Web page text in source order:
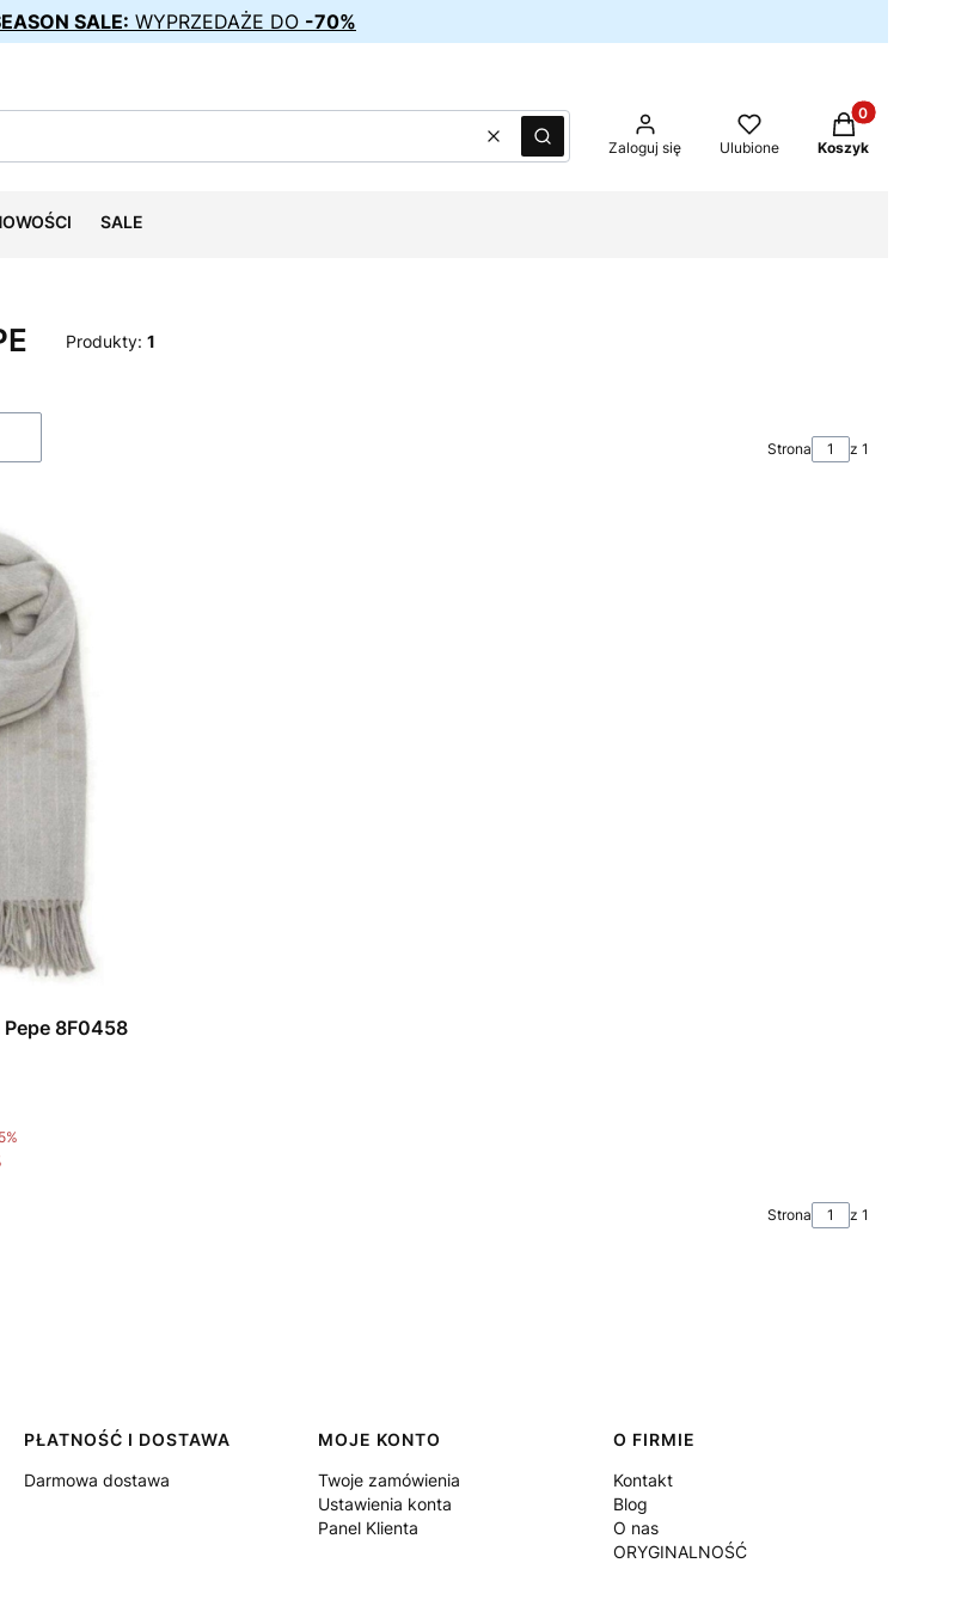
SALE: WYPRZEDAŻE DO -70%
WyczyśćSzukaj Zaloguj się Ulubione
Produkty w
Koszyk
SALE
Produkty: 1
Strona z 1
8F0458
Strona z 1
PŁATNOŚĆ I DOSTAWA
Darmowa dostawa
MOJE KONTO
Twoje zamówienia
Ustawienia konta
Panel Klienta
O FIRMIE
Kontakt
Blog
O nas
ORYGINALNOŚĆ